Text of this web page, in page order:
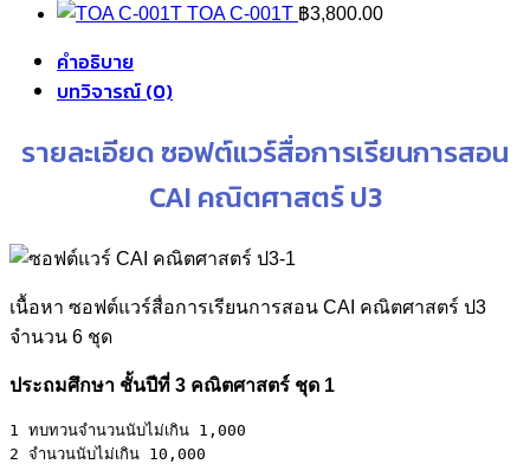
range:
฿65,000.00
TOA C-001T ฿3,800.00
คำอธิบาย
บทวิจารณ์ (0)
รายละเอียด ซอฟต์แวร์สื่อการเรียนการสอน
CAI คณิตศาสตร์ ป3
เนื้อหา ซอฟต์แวร์สื่อการเรียนการสอน CAI คณิตศาสตร์ ป3
จำนวน 6 ชุด
ประถมศึกษา ชั้นปีที่ 3 คณิตศาสตร์ ชุด 1
1 ทบทวนจำนวนนับไม่เกิน 1,000
2 จำนวนนับไม่เกิน 10,000